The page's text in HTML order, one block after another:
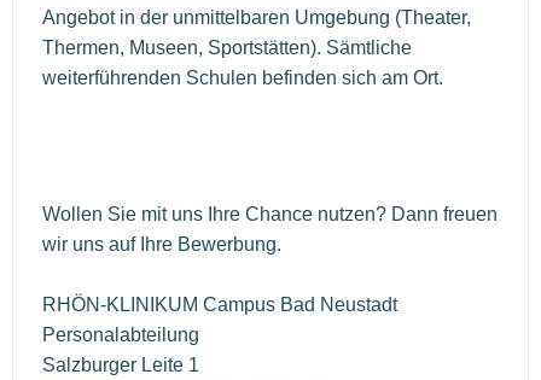
Angebot in der unmittelbaren Umgebung (Theater,
Thermen, Museen, Sportstätten). Sämtliche
weiterführenden Schulen befinden sich am Ort.
Wollen Sie mit uns Ihre Chance nutzen? Dann freuen
wir uns auf Ihre Bewerbung.
RHÖN-KLINIKUM Campus Bad Neustadt
Personalabteilung
Salzburger Leite 1